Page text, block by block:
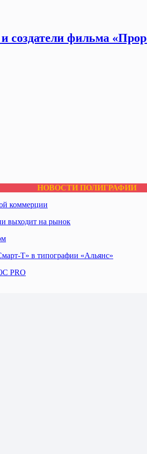
фильма
НОВОСТИ ПОЛИГРАФИИ
коммерции
выходит на рынок
Т» в типографии «Альянс»
PRO